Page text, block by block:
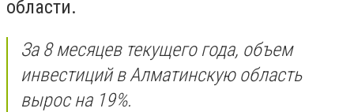
области.
За 8 месяцев текущего года, объем
инвестиций в Алматинскую область
вырос на 19%.